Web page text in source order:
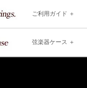
ご利用ガイド
弦楽器ケース